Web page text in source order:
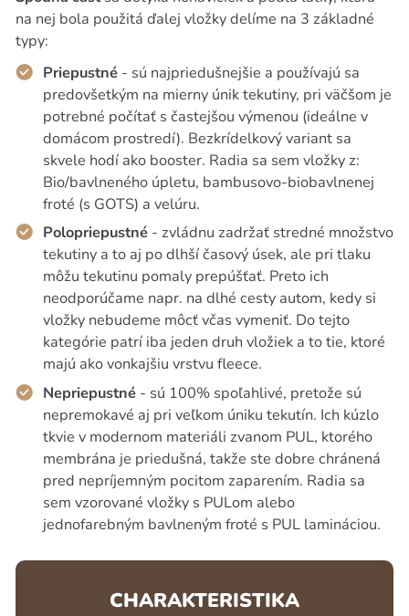
na nej bola použitá ďalej vložky delíme na 3 základné
typy:
Priepustné- sú najpriedušnejšie a používajú sa
predovšetkým na mierny únik tekutiny, pri väčšom je
potrebné počítať s častejšou výmenou (ideálne v
domácom prostredí). Bezkrídelkový variant sa
skvele hodí ako booster. Radia sa sem vložky z:
Bio/bavlneného úpletu, bambusovo-biobavlnenej
froté (s GOTS) a velúru.
Polopriepustné- zvládnu zadržať stredné množstvo
tekutiny a to aj po dlhší časový úsek, ale pri tlaku
môžu tekutinu pomaly prepúšťať. Preto ich
neodporúčame napr. na dlhé cesty autom, kedy si
vložky nebudeme môcť včas vymeniť. Do tejto
kategórie patrí iba jeden druh vložiek a to tie, ktoré
majú ako vonkajšiu vrstvu fleece.
Nepriepustné- sú 100% spoľahlivé, pretože sú
nepremokavé aj pri veľkom úniku tekutín. Ich kúzlo
tkvie v modernom materiáli zvanom PUL, ktorého
membrána je priedušná, takže ste dobre chránená
pred nepríjemným pocitom zaparením. Radia sa
sem vzorované vložky s PULom alebo
jednofarebným bavlneným froté s PUL lamináciou.
CHARAKTERISTIKA